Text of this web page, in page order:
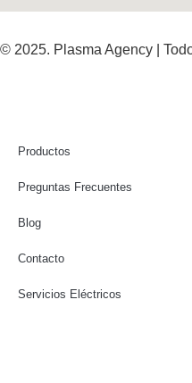
© 2025. Plasma Agency |
Productos
Preguntas Frecuentes
Blog
Contacto
Servicios Eléctricos